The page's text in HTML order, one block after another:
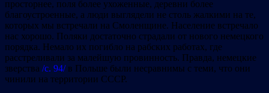
просторнее, поля более ухоженные, деревни более
благоустроенные, а люди выглядели не столь жалкими на те,
которых мы встречали на Смоленщине. Население встречало
нас хорошо. Поляки достаточно страдали от нового немецкого
порядка. Немало их погибло на рабских работах, где
расстреливали за малейшую провинность. Правда, немецкие
зверства /с. 94/в Польше были несравнимы с теми, что они
чинили на территории СССР.